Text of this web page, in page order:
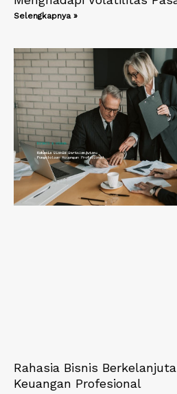
Selengkapnya »
Rahasia Bisnis
Keuangan Profesional